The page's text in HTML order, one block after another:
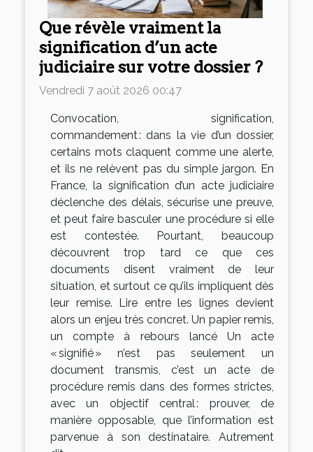
Que révèle vraiment la
signification d’un acte
judiciaire sur votre dossier ?
Vendredi 7 août 2026 00:47
Convocation, signification,
commandement : dans la vie d’un dossier,
certains mots claquent comme une alerte,
et ils ne relèvent pas du simple jargon. En
France, la signification d’un acte judiciaire
déclenche des délais, sécurise une preuve,
et peut faire basculer une procédure si elle
est contestée. Pourtant, beaucoup
découvrent trop tard ce que ces
documents disent vraiment de leur
situation, et surtout ce qu’ils impliquent dès
leur remise. Lire entre les lignes devient
alors un enjeu très concret. Un papier remis,
un compte à rebours lancé Un acte
« signifié » n’est pas seulement un
document transmis, c’est un acte de
procédure remis dans des formes strictes,
avec un objectif central : prouver, de
manière opposable, que l’information est
parvenue à son destinataire. Autrement